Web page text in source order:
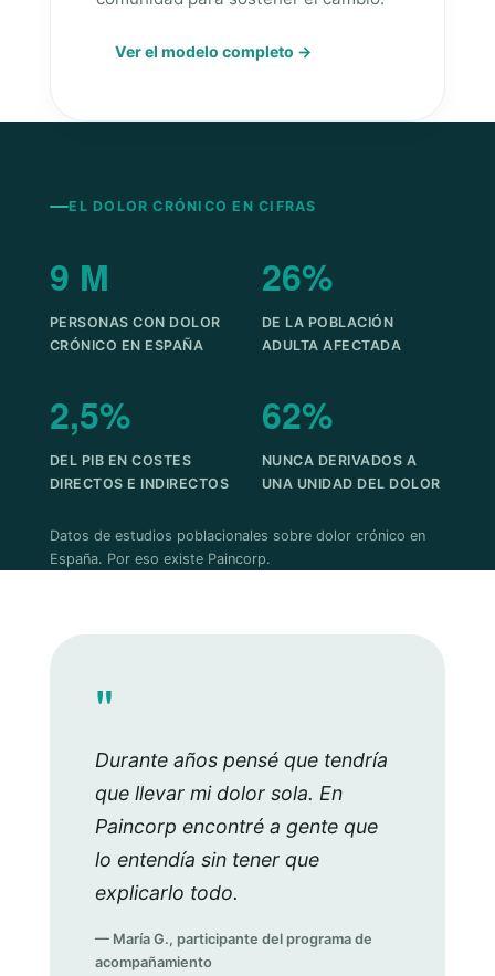
Ver el modelo completo →
EL DOLOR CRÓNICO EN CIFRAS
9 M
PERSONAS CON DOLOR
CRÓNICO EN ESPAÑA
26%
DE LA POBLACIÓN
ADULTA AFECTADA
2,5%
DEL PIB EN COSTES
DIRECTOS E INDIRECTOS
62%
NUNCA DERIVADOS A
UNA UNIDAD DEL DOLOR
Datos de estudios poblacionales sobre dolor crónico en
España. Por eso existe Paincorp.
"
Durante años pensé que tendría
que llevar mi dolor sola. En
Paincorp encontré a gente que
lo entendía sin tener que
explicarlo todo.
— María G., participante del programa de
acompañamiento